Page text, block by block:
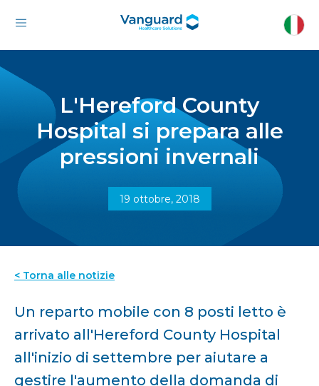
L'Hereford County
Hospital si prepara alle
pressioni invernali
19 ottobre, 2018
< Torna alle notizie
Un reparto mobile con 8 posti letto è
arrivato all'Hereford County Hospital
all'inizio di settembre per aiutare a
gestire l'aumento della domanda di